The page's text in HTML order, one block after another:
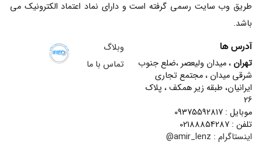
طریق وب سایت رسمی گرفته است و دارای نماد اعتماد الکترونیک می
باشد.
آدرس ها
تهران ، میدان ولیعصر ،ضلع جنوب
شرقی میدان ، مجتمع تجاری
ایرانیان، طبقه زیر همکف ، پلاک
26
موبایل : 09375592817
تلفن : 02188854287
اینستاگرام : amir_lenz@
وبلاگ
تماس با ما